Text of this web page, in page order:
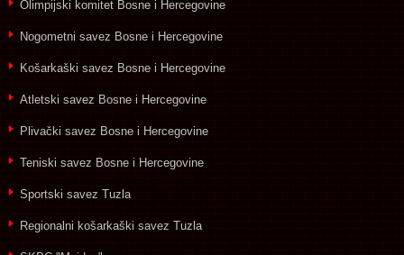
Olimpijski komitet Bosne i Hercegovine
Nogometni savez Bosne i Hercegovine
Košarkaški savez Bosne i Hercegovine
Atletski savez Bosne i Hercegovine
Plivački savez Bosne i Hercegovine
Teniski savez Bosne i Hercegovine
Sportski savez Tuzla
Regionalni košarkaški savez Tuzla